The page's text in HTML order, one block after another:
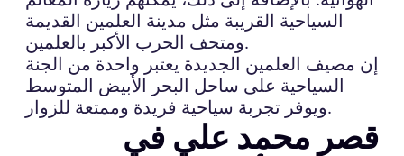
السياحية القريبة مثل مدينة العلمين القديمة
ومتحف الحرب الأكبر بالعلمين.
إن مصيف العلمين الجديدة يعتبر واحدة من الجنة
السياحية على ساحل البحر الأبيض المتوسط
ويوفر تجربة سياحية فريدة وممتعة للزوار.
قصر محمد علي في